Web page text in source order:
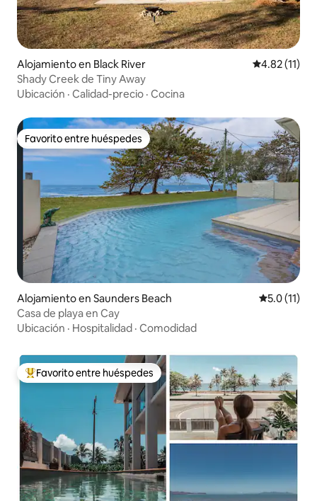
Alojamiento en Black River Calificación
4.82 (11)
Shady Creek de Tiny Away
Ubicación · Calidad-precio · Cocina
Favorito entre huéspedes
Favorito entre huéspedes
Alojamiento en Saunders Beach Calificación
5.0 (11)
Casa de playa en Cay
Ubicación · Hospitalidad · Comodidad
Favorito entre huéspedes preferido
Favorito entre huéspedes